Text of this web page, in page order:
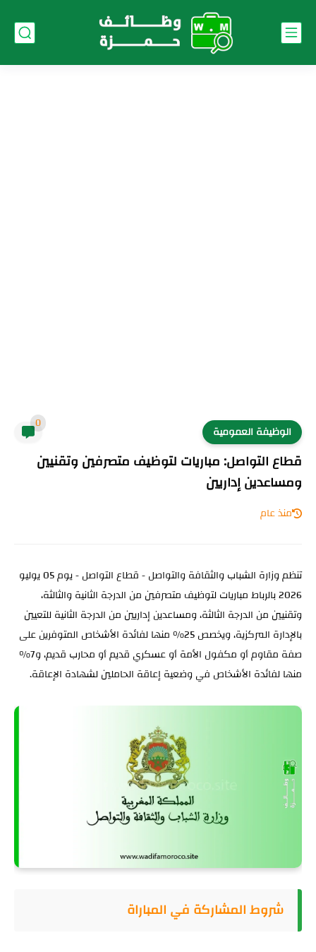
الوظيفة العمومية 0
قطاع التواصل: مباريات لتوظيف متصرفين وتقنيين
ومساعدين إداريين
منذ عام
تنظم وزارة الشباب والثقافة والتواصل - قطاع التواصل - يوم 05 يوليو
2026 بالرباط مباريات لتوظيف متصرفين من الدرجة الثانية والثالثة،
وتقنيين من الدرجة الثالثة، ومساعدين إداريين من الدرجة الثانية للتعيين
بالإدارة المركزية، ويخصص 25% منها لفائدة الأشخاص المتوفرين على
صفة مقاوم أو مكفول الأمة أو عسكري قديم أو محارب قديم، و7%
منها لفائدة الأشخاص في وضعية إعاقة الحاملين لشهادة الإعاقة.
شروط المشاركة في المباراة